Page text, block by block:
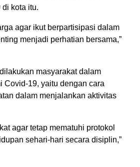
kota itu.
agar ikut berpartisipasi dalam
menjadi perhatian bersama,”
masyarakat dalam
Covid-19, yaitu dengan cara
dalam menjalankan aktivitas
agar tetap mematuhi protokol
sehari-hari secara disiplin,”